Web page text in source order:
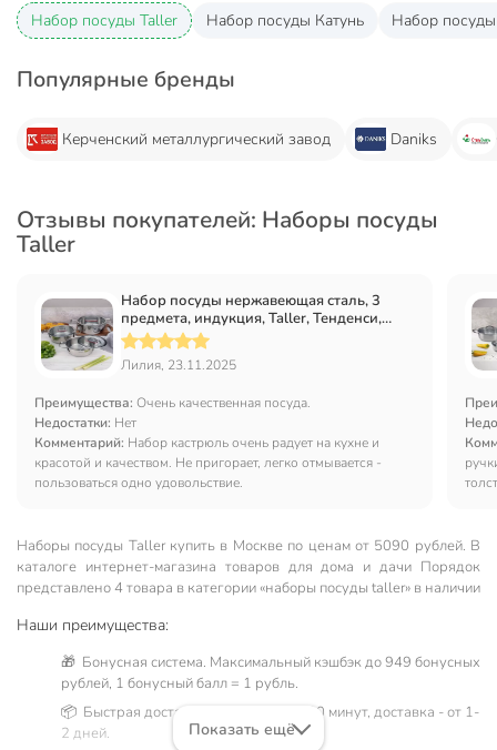
Набор посуды Taller Набор посуды Катунь Набор
Популярные бренды
Керченский металлургический завод Daniks
Отзывы покупателей: Наборы посуды
Taller
Набор посуды нержавеющая сталь, 3
предмета, индукция, Taller, Тенденси,
17270
Лилия, 23.11.2025
Преимущества: Очень качественная посуда.
Недостатки: Нет
Комментарий: Набор кастрюль очень радует на кухне и
красотой и качеством. Не пригорает, легко отмывается -
пользоваться одно удовольствие.
Наборы посуды Taller купить в Москве по ценам от 5090 рублей. В
каталоге интернет-магазина товаров для дома и дачи Порядок
представлено 4 товара в категории «наборы посуды taller» в наличии
Наши преимущества:
🎁 Бонусная система. Максимальный кэшбэк до 949 бонусных
рублей, 1 бонусный балл = 1 рубль.
📦 Быстрая доставка. Самовывоз от 60 минут, доставка - от 1-
2 дней.
Показать ещё